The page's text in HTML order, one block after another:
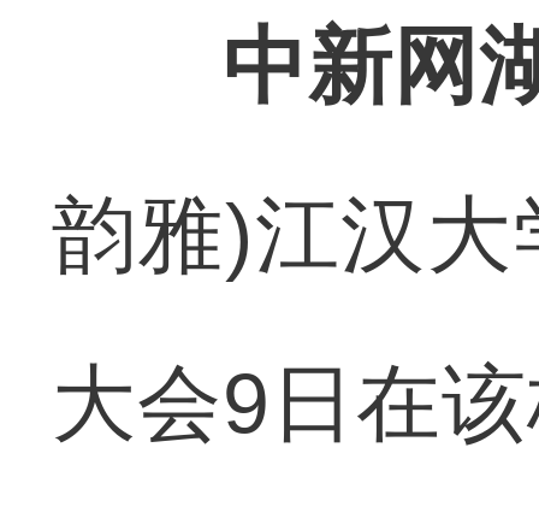
中新网
韵雅)江汉
大会9日在